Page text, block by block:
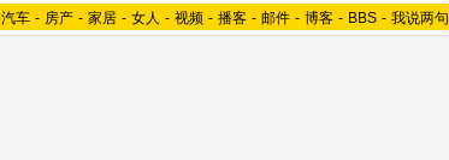
汽车 - 房产 - 家居 - 女人 - 视频 - 播客 - 邮件 - 博客 - BBS - 我说两句